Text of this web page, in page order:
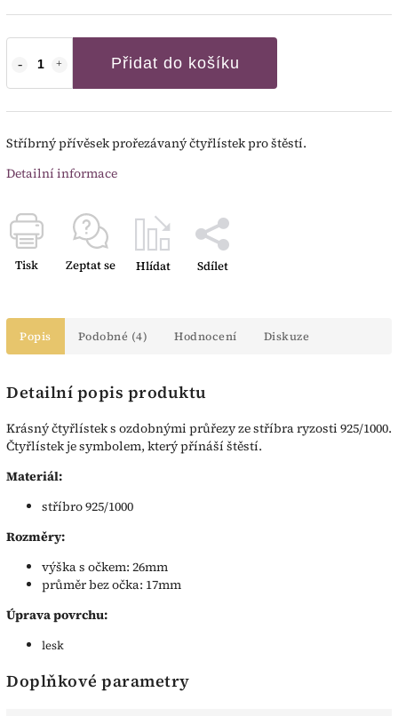
Přidat do košíku
Stříbrný přívěsek prořezávaný čtyřlístek pro štěstí.
Detailní informace
Tisk Zeptat se Hlídat Sdílet
Popis Podobné (4) Hodnocení Diskuze
Detailní popis produktu
Krásný čtyřlístek s ozdobnými průřezy ze stříbra ryzosti 925/1000.
Čtyřlístek je symbolem, který přínáší štěstí.
Materiál:
stříbro 925/1000
Rozměry:
výška s očkem: 26mm
průměr bez očka: 17mm
Úprava povrchu:
lesk
Doplňkové parametry